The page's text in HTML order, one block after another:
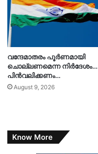
വന്ദേമാതരം പൂർണമായി
ചൊല്ലണമെന്ന നിർദേശം…
പിൻവലിക്കണം…
August 9, 2026
Know More